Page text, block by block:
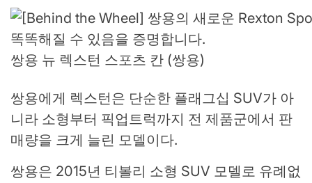
쌍용 뉴 렉스턴 스포츠 칸 (쌍용)
쌍용에게 렉스턴은 단순한 플래그십 SUV가 아
니라 소형부터 픽업트럭까지 전 제품군에서 판
매량을 크게 늘린 모델이다.
쌍용은 2015년 티볼리 소형 SUV 모델로 유례없